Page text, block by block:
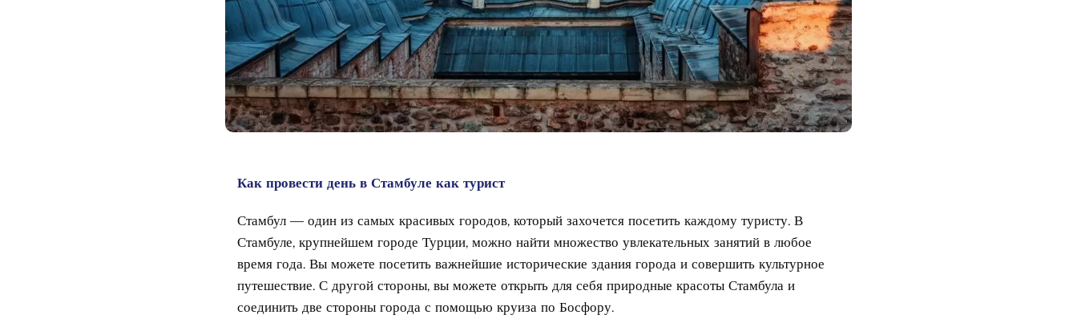
Как провести день в Стамбуле как турист
Стамбул — один из самых красивых городов, который захочется посетить каждому туристу. В
Стамбуле, крупнейшем городе Турции, можно найти множество увлекательных занятий в любое
время года. Вы можете посетить важнейшие исторические здания города и совершить культурное
путешествие. С другой стороны, вы можете открыть для себя природные красоты Стамбула и
соединить две стороны города с помощью круиза по Босфору.